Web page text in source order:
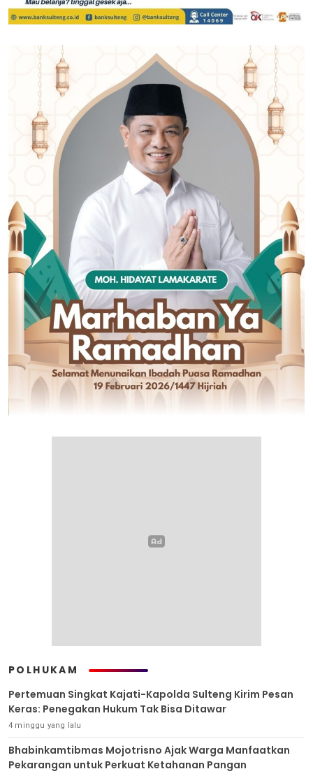
POLHUKAM
Pertemuan Singkat Kajati-Kapolda Sulteng Kirim Pesan
Keras: Penegakan Hukum Tak Bisa Ditawar
4 minggu yang lalu
Bhabinkamtibmas Mojotrisno Ajak Warga Manfaatkan
Pekarangan untuk Perkuat Ketahanan Pangan